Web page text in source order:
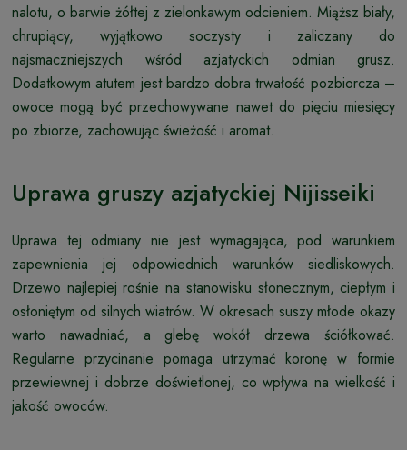
nalotu, o barwie żółtej z zielonkawym odcieniem. Miąższ biały,
chrupiący, wyjątkowo soczysty i zaliczany do
najsmaczniejszych wśród azjatyckich odmian grusz.
Dodatkowym atutem jest bardzo dobra trwałość pozbiorcza –
owoce mogą być przechowywane nawet do pięciu miesięcy
po zbiorze, zachowując świeżość i aromat.
Uprawa gruszy azjatyckiej Nijisseiki
Uprawa tej odmiany nie jest wymagająca, pod warunkiem
zapewnienia jej odpowiednich warunków siedliskowych.
Drzewo najlepiej rośnie na stanowisku słonecznym, ciepłym i
osłoniętym od silnych wiatrów. W okresach suszy młode okazy
warto nawadniać, a glebę wokół drzewa ściółkować.
Regularne przycinanie pomaga utrzymać koronę w formie
przewiewnej i dobrze doświetlonej, co wpływa na wielkość i
jakość owoców.